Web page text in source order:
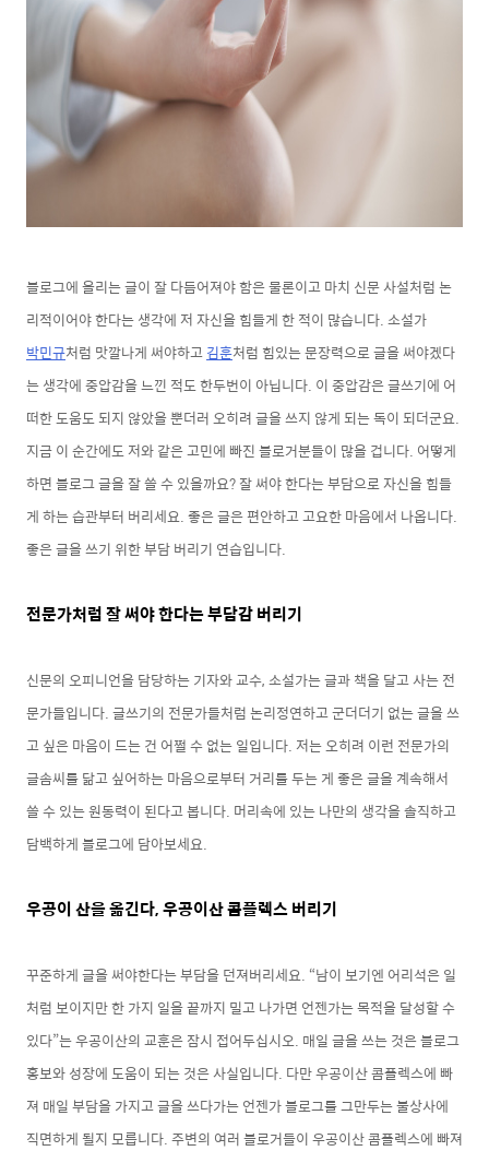
블로그에 올리는 글이 잘 다듬어져야 함은 물론이고 마치 신문 사설처럼 논
리적이어야 한다는 생각에 저 자신을 힘들게 한 적이 많습니다. 소설가
박민규처럼 맛깔나게 써야하고김훈처럼 힘있는 문장력으로 글을 써야겠다
는 생각에 중압감을 느낀 적도 한두번이 아닙니다. 이 중압감은 글쓰기에 어
떠한 도움도 되지 않았을 뿐더러 오히려 글을 쓰지 않게 되는 독이 되더군요.
지금 이 순간에도 저와 같은 고민에 빠진 블로거분들이 많을 겁니다. 어떻게
하면 블로그 글을 잘 쓸 수 있을까요? 잘 써야 한다는 부담으로 자신을 힘들
게 하는 습관부터 버리세요. 좋은 글은 편안하고 고요한 마음에서 나옵니다.
좋은 글을 쓰기 위한 부담버리기 연습입니다.
전문가처럼 잘 써야 한다는 부담감 버리기
신문의 오피니언을 담당하는 기자와 교수, 소설가는 글과 책을 달고 사는 전
문가들입니다. 글쓰기의 전문가들처럼 논리정연하고 군더더기 없는 글을 쓰
고 싶은 마음이 드는 건 어쩔 수 없는 일입니다.저는 오히려 이런 전문가의
글솜씨를 닮고 싶어하는 마음으로부터 거리를 두는 게 좋은 글을 계속해서
쓸 수 있는 원동력이 된다고 봅니다. 머리속에 있는 나만의 생각을 솔직하고
담백하게 블로그에 담아보세요.
우공이 산을 옮긴다, 우공이산 콤플렉스 버리기
꾸준하게 글을 써야한다는 부담을 던져버리세요. “남이 보기엔 어리석은 일
처럼 보이지만 한 가지 일을 끝까지 밀고 나가면 언젠가는 목적을 달성할 수
있다”는 우공이산의 교훈은 잠시 접어두십시오. 매일 글을 쓰는 것은 블로그
홍보와 성장에 도움이 되는 것은 사실입니다. 다만 우공이산 콤플렉스에 빠
져 매일 부담을 가지고 글을 쓰다가는 언젠가 블로그를 그만두는 불상사에
직면하게 될지 모릅니다. 주변의 여러 블로거들이 우공이산 콤플렉스에 빠져